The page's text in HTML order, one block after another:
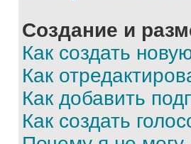
Создание и
Как создать
Как
Как добавить
Как создать